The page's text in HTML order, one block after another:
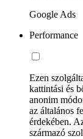
Google Ads
Performance
Ezen
kattintási és
anonim
az általános
érdekében.
származó